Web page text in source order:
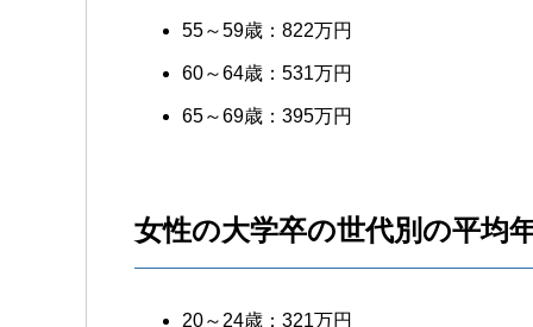
55～59歳：822万円
60～64歳：531万円
65～69歳：395万円
女性の大学卒の世代別の平均
20～24歳：321万円